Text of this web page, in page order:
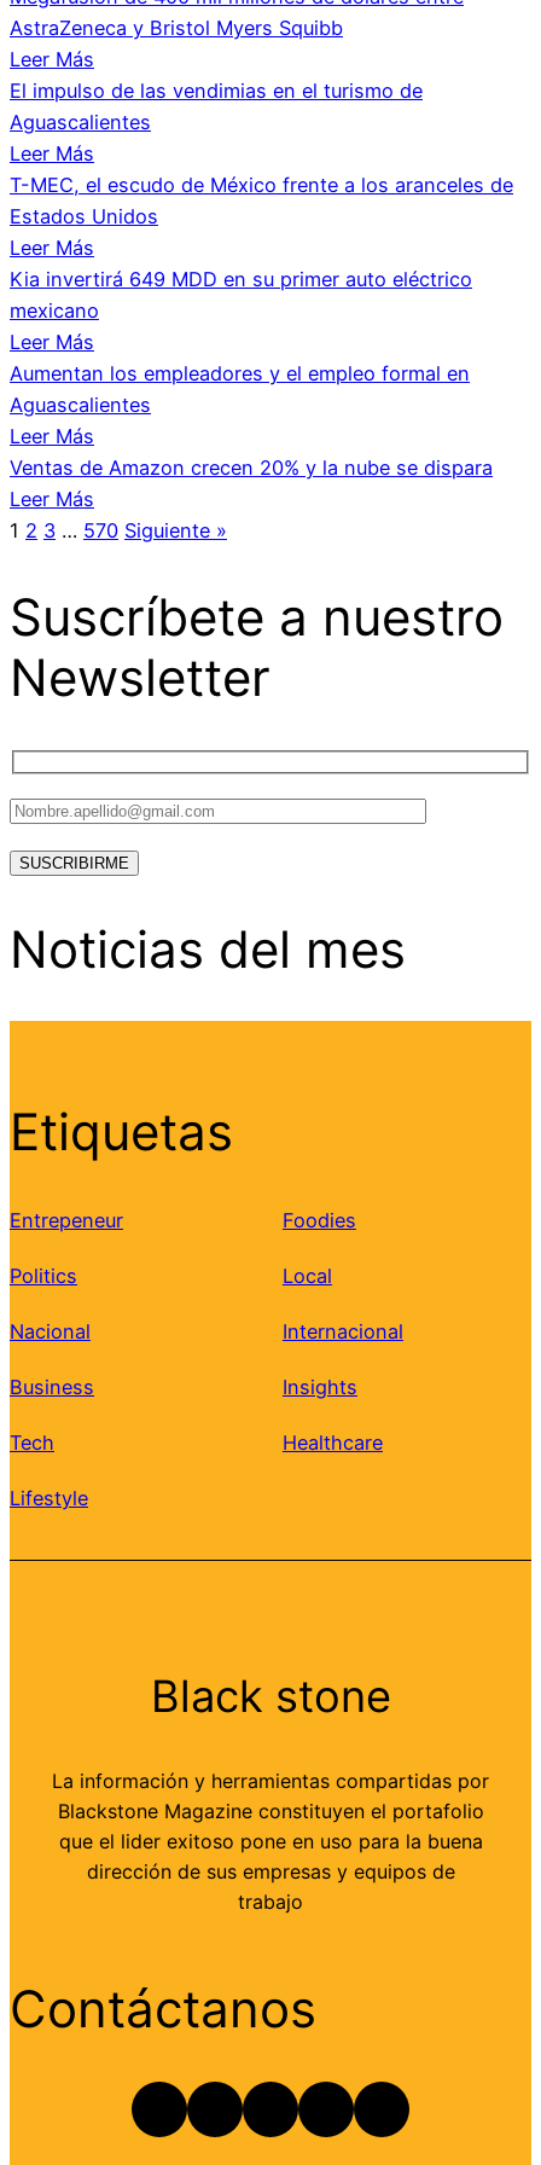
AstraZeneca y Bristol Myers Squibb
Leer Más
El impulso de las vendimias en el turismo de
Aguascalientes
Leer Más
T-MEC, el escudo de México frente a los aranceles de
Estados Unidos
Leer Más
Kia invertirá 649 MDD en su primer auto eléctrico
mexicano
Leer Más
Aumentan los empleadores y el empleo formal en
Aguascalientes
Leer Más
Ventas de Amazon crecen 20% y la nube se dispara
Leer Más
1 2 3 … 570 Siguiente »
Suscríbete a nuestro
Newsletter
Noticias del mes
Etiquetas
Entrepeneur Foodies
Politics Local
Nacional Internacional
Business Insights
Tech Healthcare
Lifestyle
Black stone
La información y herramientas compartidas por
Blackstone Magazine constituyen el portafolio
que el lider exitoso pone en uso para la buena
dirección de sus empresas y equipos de
trabajo
Contáctanos